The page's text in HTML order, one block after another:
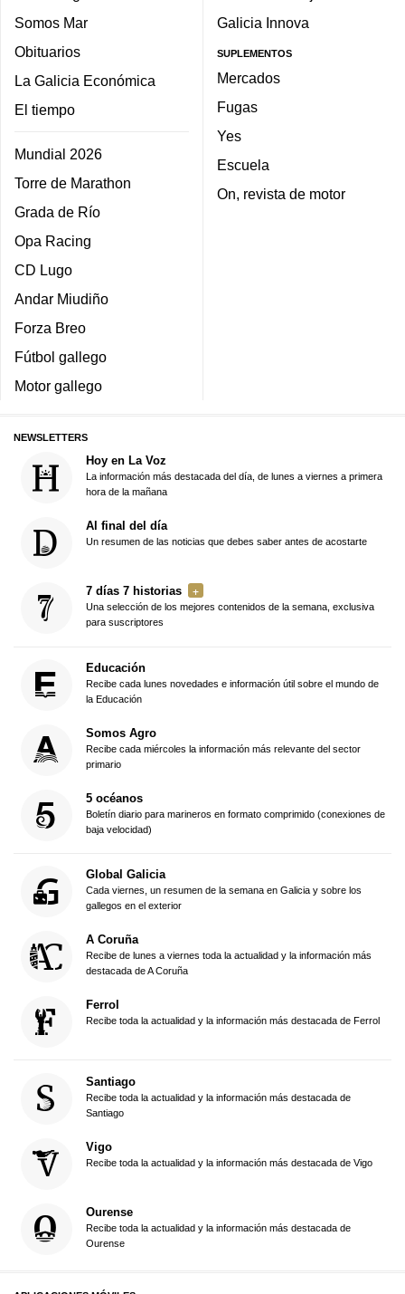
Somos Mar
Obituarios
La Galicia Económica
El tiempo
Mundial 2026
Torre de Marathon
Grada de Río
Opa Racing
CD Lugo
Andar Miudiño
Forza Breo
Fútbol gallego
Motor gallego
Galicia Innova
SUPLEMENTOS
Mercados
Fugas
Yes
Escuela
On, revista de motor
NEWSLETTERS
Hoy en La Voz
La información más destacada del día, de lunes a viernes a primera
hora de la mañana
Al final del día
Un resumen de las noticias que debes saber antes de acostarte
7 días 7 historias
Una selección de los mejores contenidos de la semana, exclusiva
para suscriptores
Educación
Recibe cada lunes novedades e información útil sobre el mundo de
la Educación
Somos Agro
Recibe cada miércoles la información más relevante del sector
primario
5 océanos
Boletín diario para marineros en formato comprimido (conexiones de
baja velocidad)
Global Galicia
Cada viernes, un resumen de la semana en Galicia y sobre los
gallegos en el exterior
A Coruña
Recibe de lunes a viernes toda la actualidad y la información más
destacada de A Coruña
Ferrol
Recibe toda la actualidad y la información más destacada de Ferrol
Santiago
Recibe toda la actualidad y la información más destacada de
Santiago
Vigo
Recibe toda la actualidad y la información más destacada de Vigo
Ourense
Recibe toda la actualidad y la información más destacada de
Ourense